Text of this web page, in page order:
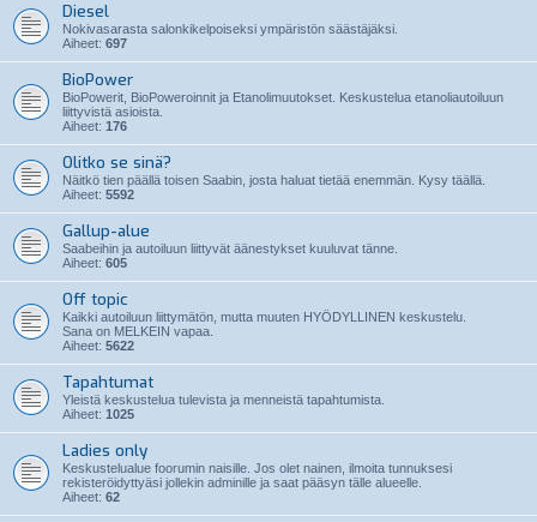
Diesel
Nokivasarasta salonkikelpoiseksi ympäristön säästäjäksi.
Aiheet: 697
BioPower
BioPowerit, BioPoweroinnit ja Etanolimuutokset. Keskustelua etanoliautoiluun
liittyvistä asioista.
Aiheet: 176
Olitko se sinä?
Näitkö tien päällä toisen Saabin, josta haluat tietää enemmän. Kysy täällä.
Aiheet: 5592
Gallup-alue
Saabeihin ja autoiluun liittyvät äänestykset kuuluvat tänne.
Aiheet: 605
Off topic
Kaikki autoiluun liittymätön, mutta muuten HYÖDYLLINEN keskustelu.
Sana on MELKEIN vapaa.
Aiheet: 5622
Tapahtumat
Yleistä keskustelua tulevista ja menneistä tapahtumista.
Aiheet: 1025
Ladies only
Keskustelualue foorumin naisille. Jos olet nainen, ilmoita tunnuksesi
rekisteröidyttyäsi jollekin adminille ja saat pääsyn tälle alueelle.
Aiheet: 62